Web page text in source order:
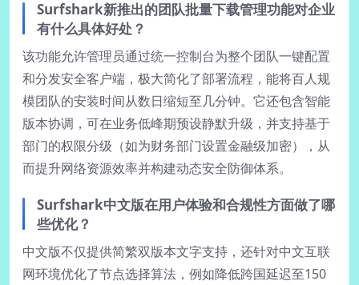
Surfshark新推出的团队批量下载管理功能对企业
有什么具体好处？
该功能允许管理员通过统一控制台为整个团队一键配置
和分发安全客户端，极大简化了部署流程，能将百人规
模团队的安装时间从数日缩短至几分钟。它还包含智能
版本协调，可在业务低峰期预设静默升级，并支持基于
部门的权限分级（如为财务部门设置金融级加密），从
而提升网络资源效率并构建动态安全防御体系。
Surfshark中文版在用户体验和合规性方面做了哪
些优化？
中文版不仅提供简繁双版本文字支持，还针对中文互联
网环境优化了节点选择算法，例如降低跨国延迟至150